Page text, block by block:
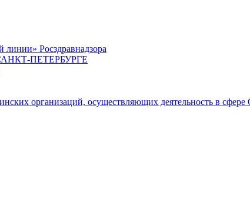
линии» Росздравнадзора
ПЕТЕРБУРГЕ
организаций, осуществляющих деятельность в